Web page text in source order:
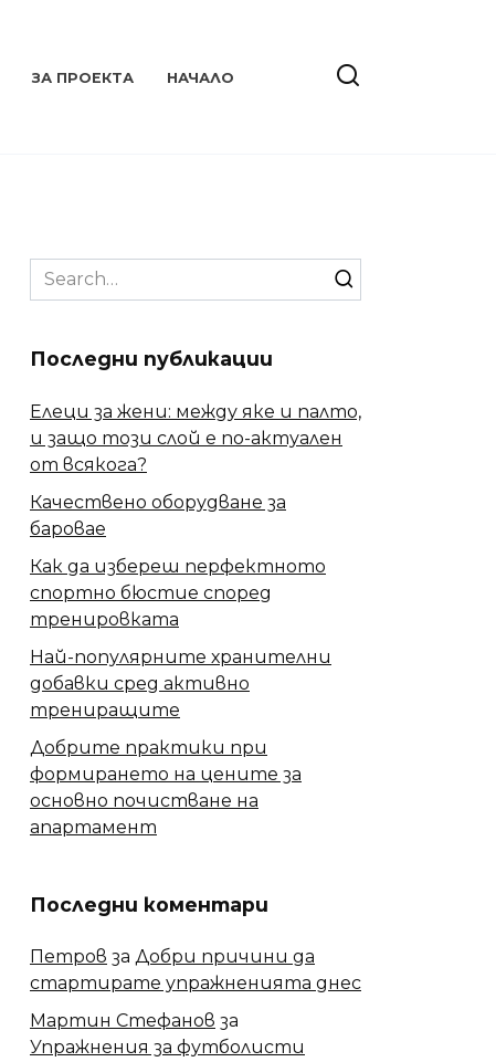
ЗА ПРОЕКТА НАЧАЛО
Search
for:
Последни публикации
Елеци за жени: между яке и палто,
и защо този слой е по-актуален
от всякога?
Качествено оборудване за
баровае
Как да избереш перфектното
спортно бюстие според
тренировката
Най-популярните хранителни
добавки сред активно
трениращите
Добрите практики при
формирането на цените за
основно почистване на
апартамент
Последни коментари
Петров за Добри причини да
стартирате упражненията днес
Мартин Стефанов за
Упражнения за футболисти